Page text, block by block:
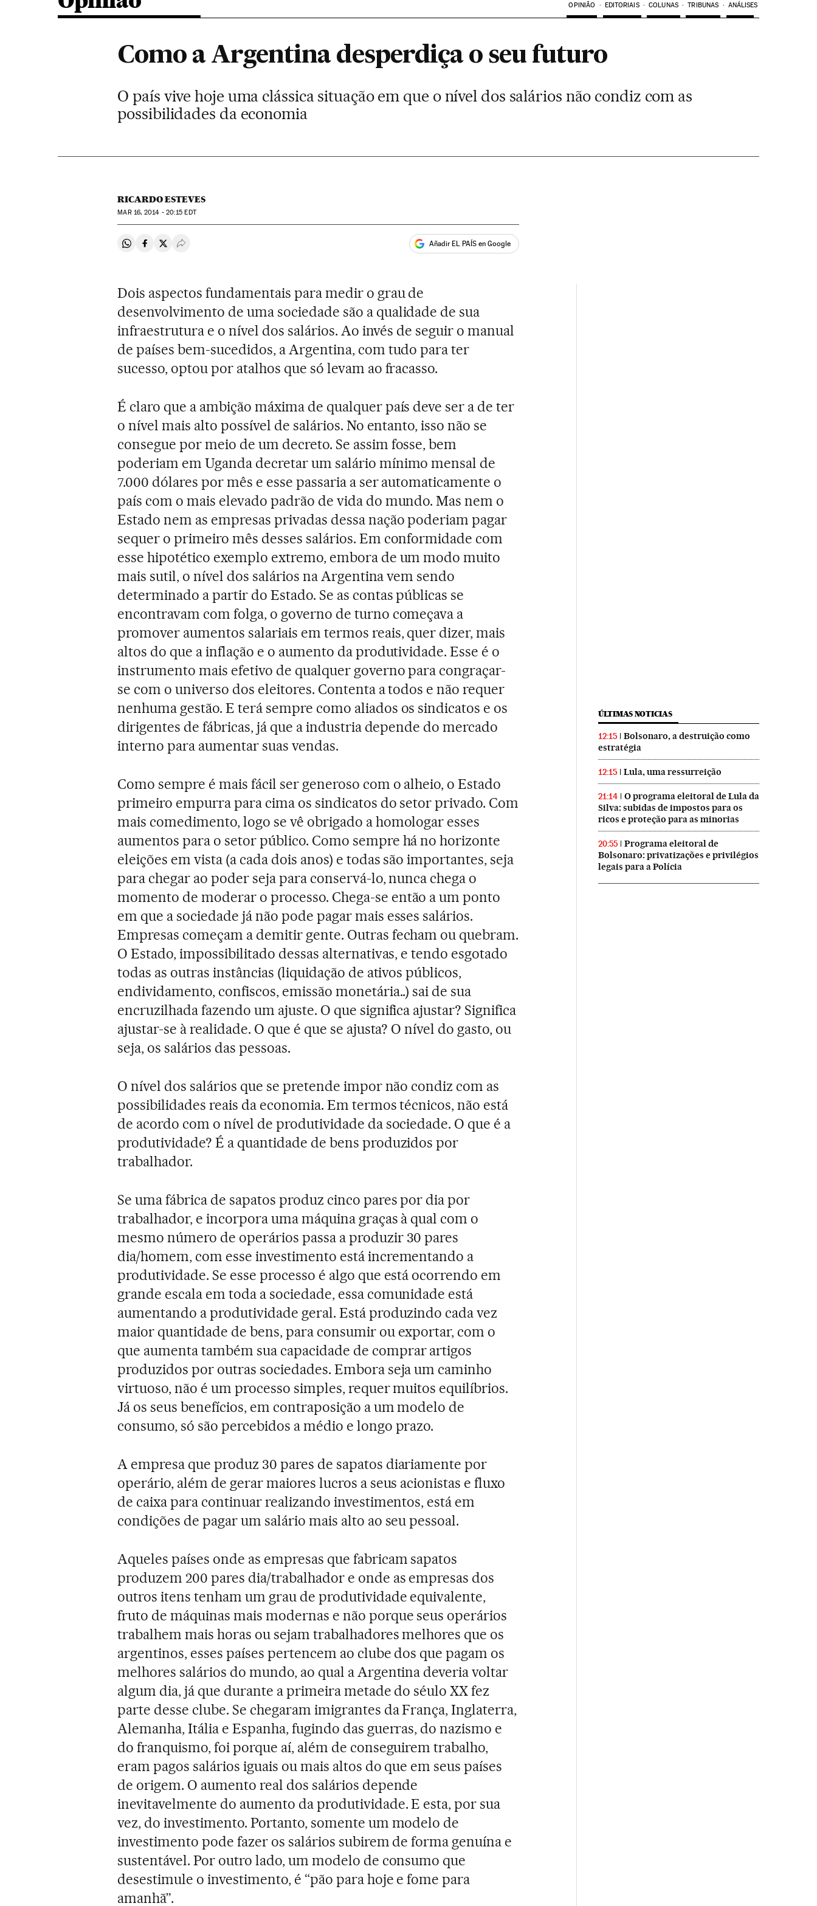
OPINIÃO EDITORIAIS COLUNAS TRIBUNAS ANÁLISES
Como a Argentina desperdiça o seu futuro
O país vive hoje uma clássica situação em que o nível dos salários não condiz com as
possibilidades da economia
RICARDO ESTEVES
MAR16, 2014 - 20:15 EDT
Compartir en Whatsapp
Compartir en Facebook
Compartir en Twitter
Desplegar Redes Sociales Añadir EL PAÍS en Google
Dois aspectos fundamentais para medir o grau de
desenvolvimento de uma sociedade são a qualidade de sua
infraestrutura e o nível dos salários. Ao invés de seguir o manual
de países bem-sucedidos, a Argentina, com tudo para ter
sucesso, optou por atalhos que só levam ao fracasso.
É claro que a ambição máxima de qualquer país deve ser a de ter
o nível mais alto possível de salários. No entanto, isso não se
consegue por meio de um decreto. Se assim fosse, bem
poderiam em Uganda decretar um salário mínimo mensal de
7.000 dólares por mês e esse passaria a ser automaticamente o
país com o mais elevado padrão de vida do mundo. Mas nem o
Estado nem as empresas privadas dessa nação poderiam pagar
sequer o primeiro mês desses salários. Em conformidade com
esse hipotético exemplo extremo, embora de um modo muito
mais sutil, o nível dos salários na Argentina vem sendo
determinado a partir do Estado. Se as contas públicas se
encontravam com folga, o governo de turno começava a
promover aumentos salariais em termos reais, quer dizer, mais
altos do que a inflação e o aumento da produtividade. Esse é o
instrumento mais efetivo de qualquer governo para congraçar-
se com o universo dos eleitores. Contenta a todos e não requer
nenhuma gestão. E terá sempre como aliados os sindicatos e os
dirigentes de fábricas, já que a industria depende do mercado
interno para aumentar suas vendas.
Como sempre é mais fácil ser generoso com o alheio, o Estado
primeiro empurra para cima os sindicatos do setor privado. Com
mais comedimento, logo se vê obrigado a homologar esses
aumentos para o setor público. Como sempre há no horizonte
eleições em vista (a cada dois anos) e todas são importantes, seja
para chegar ao poder seja para conservá-lo, nunca chega o
momento de moderar o processo. Chega-se então a um ponto
em que a sociedade já não pode pagar mais esses salários.
Empresas começam a demitir gente. Outras fecham ou quebram.
O Estado, impossibilitado dessas alternativas, e tendo esgotado
todas as outras instâncias (liquidação de ativos públicos,
endividamento, confiscos, emissão monetária..) sai de sua
encruzilhada fazendo um ajuste. O que significa ajustar? Significa
ajustar-se à realidade. O que é que se ajusta? O nível do gasto, ou
seja, os salários das pessoas.
O nível dos salários que se pretende impor não condiz com as
possibilidades reais da economia. Em termos técnicos, não está
de acordo com o nível de produtividade da sociedade. O que é a
produtividade? É a quantidade de bens produzidos por
trabalhador.
Se uma fábrica de sapatos produz cinco pares por dia por
trabalhador, e incorpora uma máquina graças à qual com o
mesmo número de operários passa a produzir 30 pares
dia/homem, com esse investimento está incrementando a
produtividade. Se esse processo é algo que está ocorrendo em
grande escala em toda a sociedade, essa comunidade está
aumentando a produtividade geral. Está produzindo cada vez
maior quantidade de bens, para consumir ou exportar, com o
que aumenta também sua capacidade de comprar artigos
produzidos por outras sociedades. Embora seja um caminho
virtuoso, não é um processo simples, requer muitos equilíbrios.
Já os seus benefícios, em contraposição a um modelo de
consumo, só são percebidos a médio e longo prazo.
A empresa que produz 30 pares de sapatos diariamente por
operário, além de gerar maiores lucros a seus acionistas e fluxo
de caixa para continuar realizando investimentos, está em
condições de pagar um salário mais alto ao seu pessoal.
Aqueles países onde as empresas que fabricam sapatos
produzem 200 pares dia/trabalhador e onde as empresas dos
outros itens tenham um grau de produtividade equivalente,
fruto de máquinas mais modernas e não porque seus operários
trabalhem mais horas ou sejam trabalhadores melhores que os
argentinos, esses países pertencem ao clube dos que pagam os
melhores salários do mundo, ao qual a Argentina deveria voltar
algum dia, já que durante a primeira metade do séulo XX fez
parte desse clube. Se chegaram imigrantes da França, Inglaterra,
Alemanha, Itália e Espanha, fugindo das guerras, do nazismo e
do franquismo, foi porque aí, além de conseguirem trabalho,
eram pagos salários iguais ou mais altos do que em seus países
de origem. O aumento real dos salários depende
inevitavelmente do aumento da produtividade. E esta, por sua
vez, do investimento. Portanto, somente um modelo de
investimento pode fazer os salários subirem de forma genuína e
sustentável. Por outro lado, um modelo de consumo que
desestimule o investimento, é “pão para hoje e fome para
amanhã”.
ÚLTIMAS NOTICIAS
12:15
Bolsonaro, a destruição como
estratégia
12:15 Lula, uma ressurreição
21:14
O programa eleitoral de Lula da
Silva: subidas de impostos para os
ricos e proteção para as minorias
20:55
Programa eleitoral de
Bolsonaro: privatizações e privilégios
legais para a Polícia